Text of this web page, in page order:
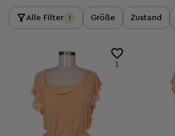
Alle Filter 1 Größe Zustand
1